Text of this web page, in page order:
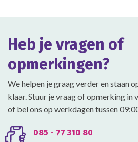
Heb je vragen of
opmerkingen?
We helpen je graag verder en staan
klaar. Stuur je vraag of opmerking in
of bel ons op werkdagen tussen
085 - 77 310 80